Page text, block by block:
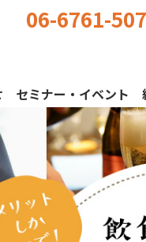
セミナー・イベント
06-6761-